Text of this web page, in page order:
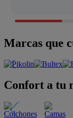
Marcas que
Confort a tu